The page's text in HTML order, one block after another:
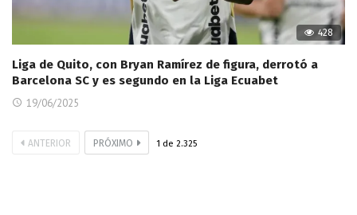
428
Liga de Quito, con Bryan Ramírez de figura, derrotó a
Barcelona SC y es segundo en la Liga Ecuabet
19/06/2025
ANTERIOR PRÓXIMO 1 de 2.325